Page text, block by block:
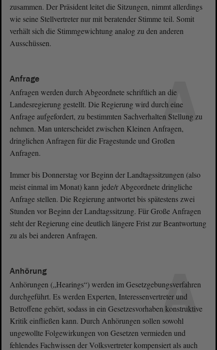
zusammen. Der Präsident leitet die Sitzungen, nimmt allerdings
wie seine Stellvertreter nur mit beratender Stimme teil. Somit
verhält sich die Stimmgewichtung analog zu den anderen
Ausschüssen.
A
Anfrage
Anfragen werden durch Abgeordnete schriftlich an die
Landesregierung gestellt. Die Regierung wird durch eine
Anfrage aufgefordert, zu bestimmten Sachverhalten Stellung zu
nehmen. Man unterscheidet zwischen Kleinen Anfragen,
dringlichen Anfragen für die Fragestunde und Großen
Anfragen.
Immer bis Donnerstag vor Beginn der Landtagssitzungen (also
meist einmal im Monat) kann jede/r Abgeordnete dringliche
Anfrage stellen. Die Regierung antwortet bis spätestens zwei
Stunden vor Beginn der Landtagssitzung. Für Große Anfragen
steht der Regierung eine deutlich längere Frist zur Beantwortung
zu als bei anderen Anfragen.
A
Anhörung
Anhörungen („Hearings“) werden im Gesetzgebungsverfahren
durchgeführt. Es werden Experten, Interessenvertreter und
Betroffene gehört, sodass in ein Gesetzesvorhaben konstruktive
Kritik einfließen kann. Durch Anhörungen sollen sowohl
ungewollte Folgewirkungen von Gesetzen vermieden und
fehlendes Fachwissen der Volksvertreter kompensiert als auch